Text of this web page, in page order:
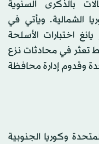
بالذكرى السنوية
الشمالية. ويأتي في
اختبارات الأسلحة
تعثر في محادثات نزع
وقدوم إدارة محافظة
وكوريا الجنوبية